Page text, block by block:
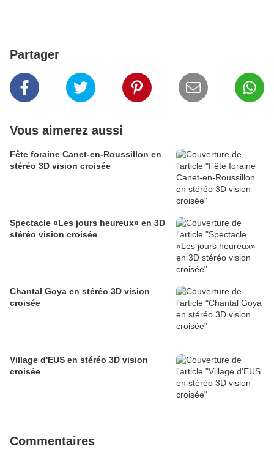
Partager
Vous aimerez aussi
Fête foraine Canet-en-Roussillon en
stéréo 3D vision croisée
Spectacle «Les jours heureux» en 3D
stéréo vision croisée
Chantal Goya en stéréo 3D vision
croisée
Village d'EUS en stéréo 3D vision
croisée
Commentaires